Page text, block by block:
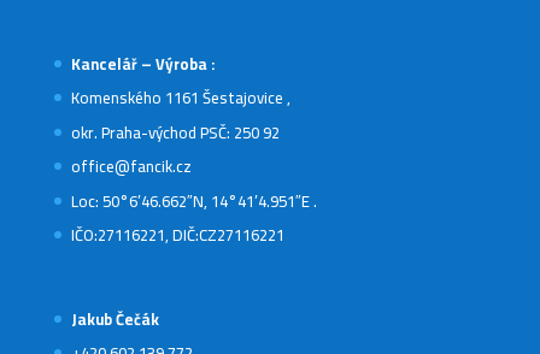
Kancelář – Výroba :
Komenského 1161 Šestajovice ,
okr. Praha-východ PSČ: 250 92
office@fancik.cz
Loc: 50°6’46.662″N, 14°41’4.951″E .
IČO:27116221, DIČ:CZ27116221
Jakub Čečák